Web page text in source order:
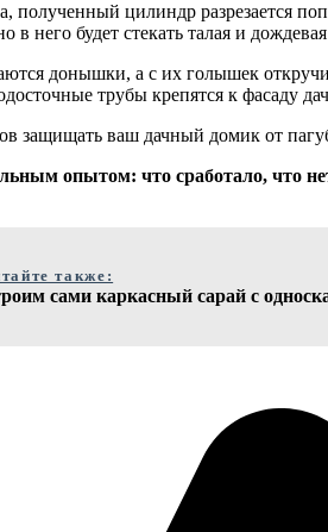
полученный цилиндр
будет стекать талая и
донышки, а с их голышек
трубы крепятся к фасаду
защищать ваш дачный домик от
опытом: что сработало, что
также:
сами каркасный сарай с